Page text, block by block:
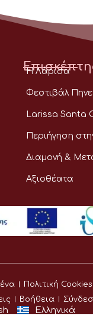
Η Λάρισα
Φεστιβάλ
Larissa Santa
Περιήγηση
Διαμονή &
Αξιοθέατα
Πολιτική Cookies
Βοήθεια
Ελληνικά